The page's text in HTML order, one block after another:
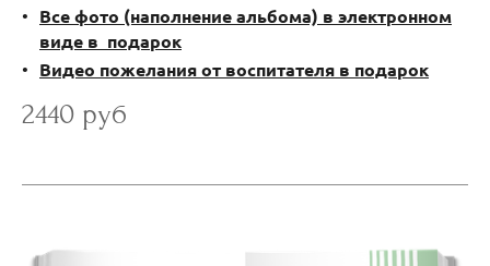
Все фото (наполнение альбома) в электронном
виде в подарок
Видео пожелания от воспитателя в подарок
2440 руб